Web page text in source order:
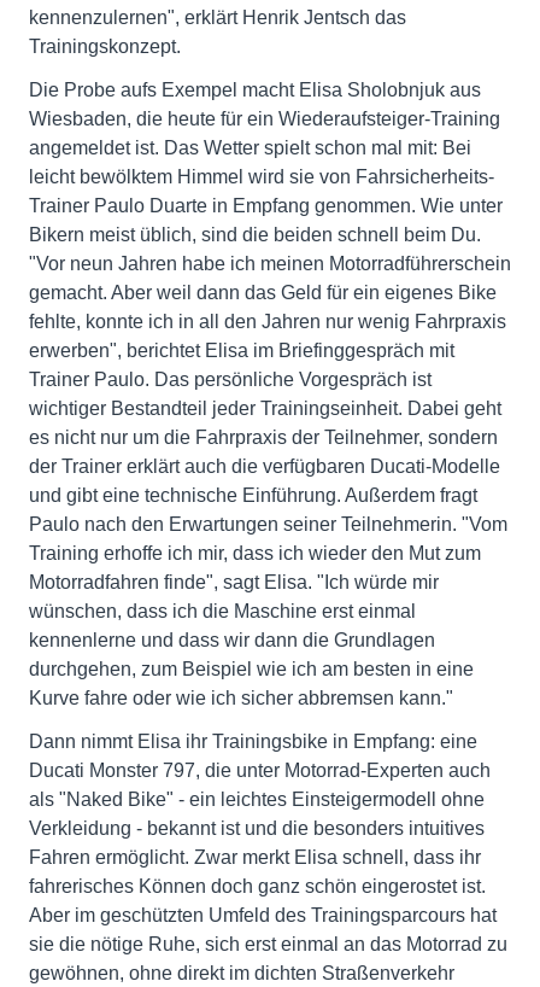
kennenzulernen", erklärt Henrik Jentsch das
Trainingskonzept.
Die Probe aufs Exempel macht Elisa Sholobnjuk aus
Wiesbaden, die heute für ein Wiederaufsteiger-Training
angemeldet ist. Das Wetter spielt schon mal mit: Bei
leicht bewölktem Himmel wird sie von Fahrsicherheits-
Trainer Paulo Duarte in Empfang genommen. Wie unter
Bikern meist üblich, sind die beiden schnell beim Du.
"Vor neun Jahren habe ich meinen Motorradführerschein
gemacht. Aber weil dann das Geld für ein eigenes Bike
fehlte, konnte ich in all den Jahren nur wenig Fahrpraxis
erwerben", berichtet Elisa im Briefinggespräch mit
Trainer Paulo. Das persönliche Vorgespräch ist
wichtiger Bestandteil jeder Trainingseinheit. Dabei geht
es nicht nur um die Fahrpraxis der Teilnehmer, sondern
der Trainer erklärt auch die verfügbaren Ducati-Modelle
und gibt eine technische Einführung. Außerdem fragt
Paulo nach den Erwartungen seiner Teilnehmerin. "Vom
Training erhoffe ich mir, dass ich wieder den Mut zum
Motorradfahren finde", sagt Elisa. "Ich würde mir
wünschen, dass ich die Maschine erst einmal
kennenlerne und dass wir dann die Grundlagen
durchgehen, zum Beispiel wie ich am besten in eine
Kurve fahre oder wie ich sicher abbremsen kann."
Dann nimmt Elisa ihr Trainingsbike in Empfang: eine
Ducati Monster 797, die unter Motorrad-Experten auch
als "Naked Bike" - ein leichtes Einsteigermodell ohne
Verkleidung - bekannt ist und die besonders intuitives
Fahren ermöglicht. Zwar merkt Elisa schnell, dass ihr
fahrerisches Können doch ganz schön eingerostet ist.
Aber im geschützten Umfeld des Trainingsparcours hat
sie die nötige Ruhe, sich erst einmal an das Motorrad zu
gewöhnen, ohne direkt im dichten Straßenverkehr